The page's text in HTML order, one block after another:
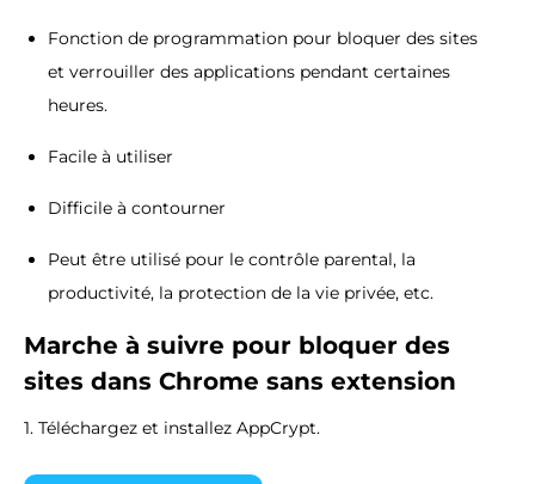
Fonction de programmation pour bloquer des sites
et verrouiller des applications pendant certaines
heures.
Facile à utiliser
Difficile à contourner
Peut être utilisé pour le contrôle parental, la
productivité, la protection de la vie privée, etc.
Marche à suivre pour bloquer des
sites dans Chrome sans extension
1. Téléchargez et installez AppCrypt.